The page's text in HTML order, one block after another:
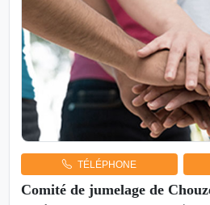
TÉLÉPHONE
Comité de jumelage de